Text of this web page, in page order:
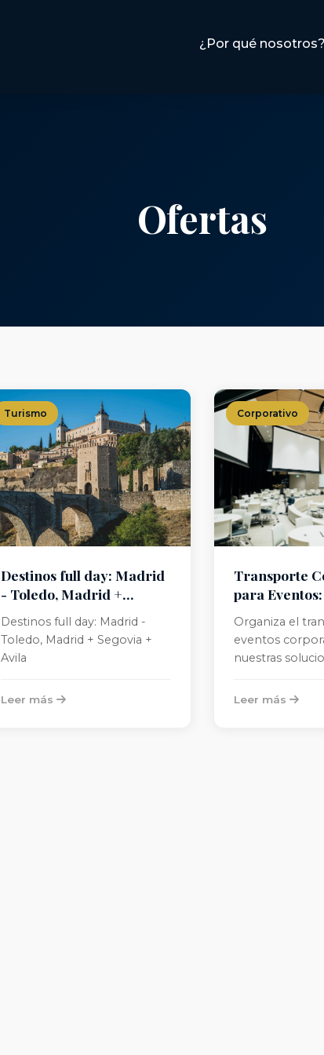
¿Por qué nosotros?
Ofertas
Turismo
Destinos full day: Madrid
- Toledo, Madrid +
Segovia + Avila
Destinos full day: Madrid -
Toledo, Madrid + Segovia +
Avila
Leer más
Corporativo
Transporte
para
a Medida
Organiza el
eventos
nuestras
personalizadas.
Leer más